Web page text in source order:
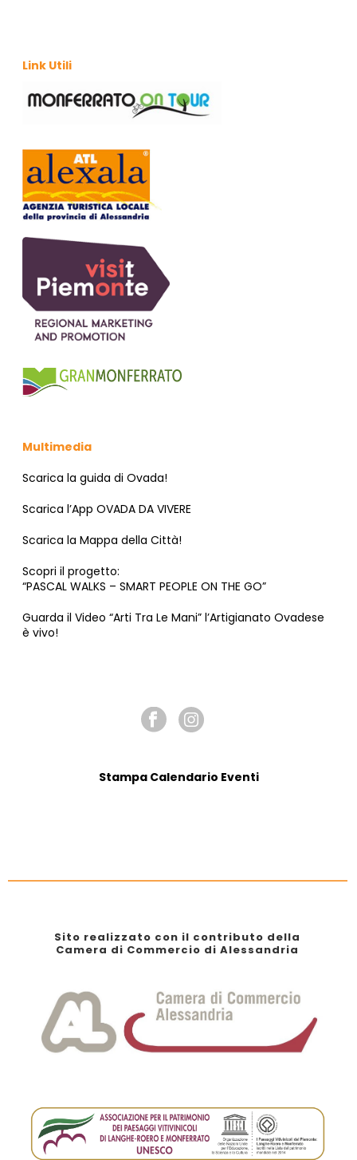
Link Utili
Multimedia
Scarica la guida di Ovada!
Scarica l’App OVADA DA VIVERE
Scarica la Mappa della Città!
Scopri il progetto:
“PASCAL WALKS – SMART PEOPLE ON THE GO”
Guarda il Video “Arti Tra Le Mani” l’Artigianato Ovadese
è vivo!
Stampa Calendario Eventi
Sito realizzato con il contributo della
Camera di Commercio di Alessandria